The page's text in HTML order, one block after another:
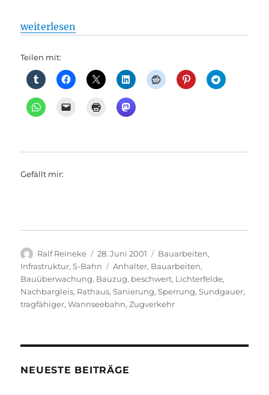
„S-Bahn: Zehlendorf: Nur 20 Beschwerden nach
weiterlesen
Teilen mit:
Gefällt mir:
Autor
Ralf Reineke
Veröffentlicht
am
28. Juni 2001 Kategorien
Bauarbeiten,
Infrastruktur,S-Bahn Schlagwörter
Anhalter, Bauarbeiten,
Bauüberwachung, Bauzug, beschwert, Lichterfelde,
Nachbargleis, Rathaus,Sanierung,Sperrung,Sundgauer,
tragfähiger,Wannseebahn,Zugverkehr
NEUESTE BEITRÄGE